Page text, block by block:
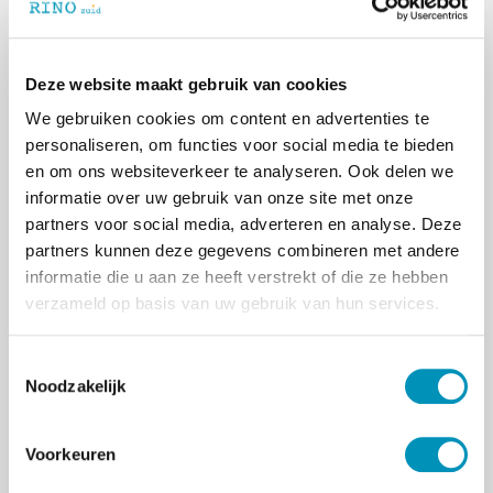
Deze website maakt gebruik van cookies
We gebruiken cookies om content en advertenties te
personaliseren, om functies voor social media te bieden
en om ons websiteverkeer te analyseren. Ook delen we
informatie over uw gebruik van onze site met onze
partners voor social media, adverteren en analyse. Deze
partners kunnen deze gegevens combineren met andere
informatie die u aan ze heeft verstrekt of die ze hebben
verzameld op basis van uw gebruik van hun services.
Noodzakelijk
Voorkeuren
Peter is senior trainer en opleider bij Locus
training, coaching en advies. Daarnaast is hij
ABC-methodiek.
mevr. Nienke Hoogstraten
Nienke werkt in de (neuro-)revalidatie en als
ouderenpsycholoog. Daarnaast is zij opleider
en bestuurslid bij de leergang trainer ABC-
methodiek.
Praktische informatie